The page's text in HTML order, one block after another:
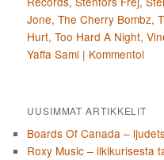
Jone,The Cherry Bombz,
Hurt,Too Hard A Night,
Yaffa Sami | Kommentoi
UUSIMMAT ARTIKKELIT
Boards Of Canada –
Roxy Music – ilkikurisesta